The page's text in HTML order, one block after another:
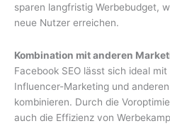
sparen langfristig Werbebudget,
neue Nutzer erreichen.
Kombination mit anderen
Facebook SEO lässt sich ideal
Influencer-Marketing und
kombinieren. Durch die
auch die Effizienz von